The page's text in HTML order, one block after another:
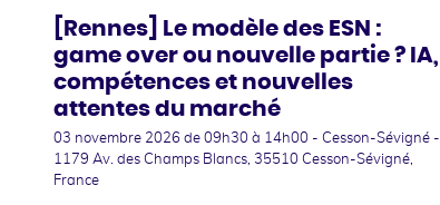
[Rennes] Le modèle des ESN :
game over ou nouvelle partie ? IA,
compétences et nouvelles
attentes du marché
03 novembre 2026 de 09h30 à 14h00 - Cesson-Sévigné -
1179 Av. des Champs Blancs, 35510 Cesson-Sévigné,
France